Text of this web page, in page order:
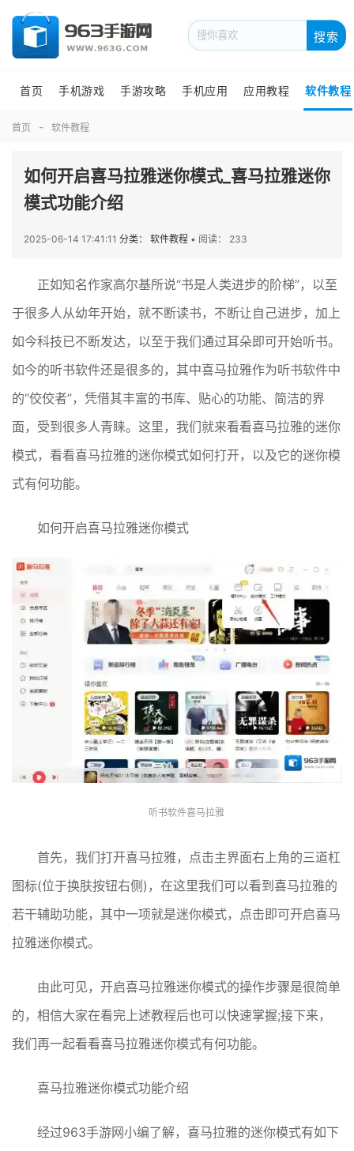
搜索
首页 手机游戏 手游攻略 手机应用 应用教程 软件教程
首页 软件教程
如何开启喜马拉雅迷你模式_喜马拉雅迷你
模式功能介绍
2025-06-14 17:41:11 分类： 软件教程 • 阅读： 233
正如知名作家高尔基所说“书是人类进步的阶梯”，以至
于很多人从幼年开始，就不断读书，不断让自己进步，加上
如今科技已不断发达，以至于我们通过耳朵即可开始听书。
如今的听书软件还是很多的，其中喜马拉雅作为听书软件中
的“佼佼者”，凭借其丰富的书库、贴心的功能、简洁的界
面，受到很多人青睐。这里，我们就来看看喜马拉雅的迷你
模式，看看喜马拉雅的迷你模式如何打开，以及它的迷你模
式有何功能。
如何开启喜马拉雅迷你模式
听书软件喜马拉雅
首先，我们打开喜马拉雅，点击主界面右上角的三道杠
图标(位于换肤按钮右侧)，在这里我们可以看到喜马拉雅的
若干辅助功能，其中一项就是迷你模式，点击即可开启喜马
拉雅迷你模式。
由此可见，开启喜马拉雅迷你模式的操作步骤是很简单
的，相信大家在看完上述教程后也可以快速掌握;接下来，
我们再一起看看喜马拉雅迷你模式有何功能。
喜马拉雅迷你模式功能介绍
经过963手游网小编了解，喜马拉雅的迷你模式有如下